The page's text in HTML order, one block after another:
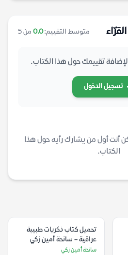
متوسط التقييم:0.0 من 5
تقييمك حول هذا الكتاب.
تسجيل الدخول
أنت أول من يشارك رأيه حول هذا
الكتاب.
تحميل كتاب ذكريات طبيبة
عراقية – سانحة أمين زكي
سانحة أمين زكي